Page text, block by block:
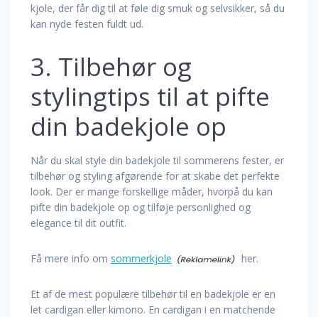
kjole, der får dig til at føle dig smuk og selvsikker, så du
kan nyde festen fuldt ud.
3. Tilbehør og
stylingtips til at pifte
din badekjole op
Når du skal style din badekjole til sommerens fester, er
tilbehør og styling afgørende for at skabe det perfekte
look. Der er mange forskellige måder, hvorpå du kan
pifte din badekjole op og tilføje personlighed og
elegance til dit outfit.
Få mere info om sommerkjole her.
Et af de mest populære tilbehør til en badekjole er en
let cardigan eller kimono. En cardigan i en matchende